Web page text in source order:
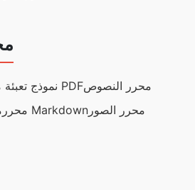
نموذج تعبئة ملفات PDFمحرر النصوص
محرر Markdown محرر الصور